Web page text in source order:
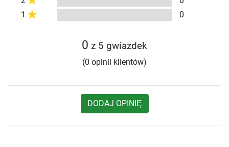
1
0
0 z 5 gwiazdek
(0 opinii klientów)
DODAJ OPINIĘ